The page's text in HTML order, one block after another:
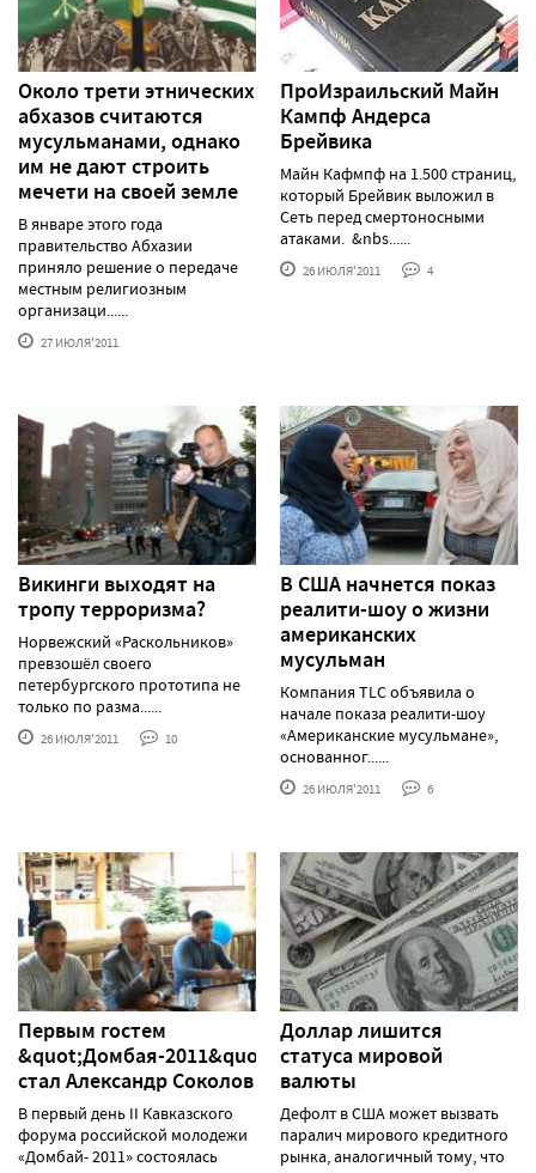
Около трети этнических
абхазов считаются
мусульманами, однако
им не дают строить
мечети на своей земле
В январе этого года
правительство Абхазии
приняло решение о передаче
местным религиозным
организаци......
27 ИЮЛЯ'2011
ПроИзраильский Майн
Кампф Андерса
Брейвика
Майн Кафмпф на 1.500 страниц,
который Брейвик выложил в
Сеть перед смертоносными
атаками. &nbs......
26 ИЮЛЯ'2011 4
Викинги выходят на
тропу терроризма?
Норвежский «Раскольников»
превзошёл своего
петербургского прототипа не
только по разма......
26 ИЮЛЯ'2011 10
В США начнется показ
реалити-шоу о жизни
американских
мусульман
Компания TLC объявила о
начале показа реалити-шоу
«Американские мусульмане»,
основанног......
26 ИЮЛЯ'2011 6
Первым гостем
&quot;Домбая-2011&quot;
стал Александр Соколов
В первый день II Кавказского
форума российской молодежи
«Домбай- 2011» состоялась
Доллар лишится
статуса мировой
валюты
Дефолт в США может вызвать
паралич мирового кредитного
рынка, аналогичный тому, что